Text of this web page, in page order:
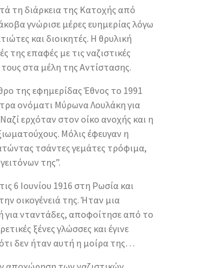
τη διάρκεια της Κατοχής από
γνώρισε μέρες ευημερίας λόγω
και διοικητές. Η θρυλική
της επαφές με τις ναζιστικές
στα μέλη της Αντίστασης.
της εφημερίδας Έθνος το 1991
ονόματι Μύρωνα Λουλάκη για
ερχόταν στον οίκο ανοχής και η
Μόλις έφευγαν η
τσάντες γεμάτες τρόφιμα,
της”.
6 Ιουνίου 1916 στη Ρωσία και
οικογένειά της. Ήταν μια
για νταντάδες, αποφοίτησε από το
ξένες γλώσσες και έγινε
δεν ήταν αυτή η μοίρα της…